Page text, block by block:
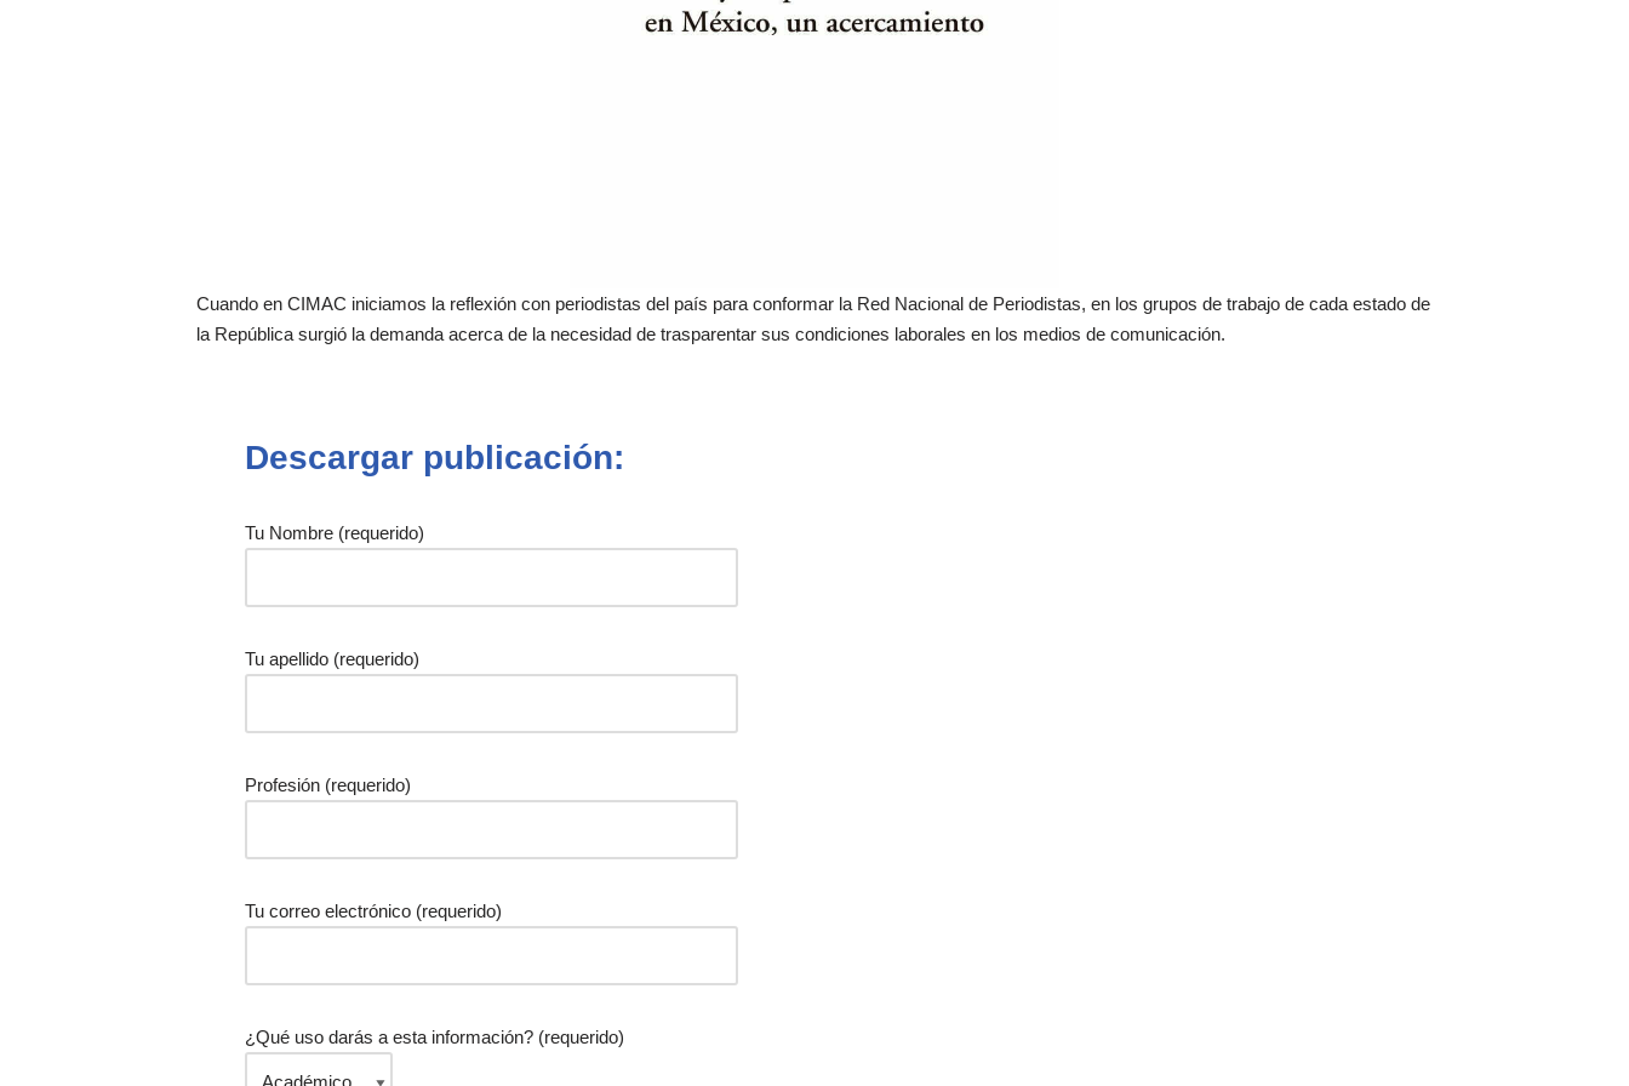
Cuando en CIMAC iniciamos la reflexión con periodistas del país para conformar la Red Nacional de Periodistas, en los grupos de trabajo de cada estado de
la República surgió la demanda acerca de la necesidad de trasparentar sus condiciones laborales en los medios de comunicación.
Descargar publicación:
Tu Nombre (requerido)
Tu apellido (requerido)
Profesión (requerido)
Tu correo electrónico (requerido)
¿Qué uso darás a esta información? (requerido)